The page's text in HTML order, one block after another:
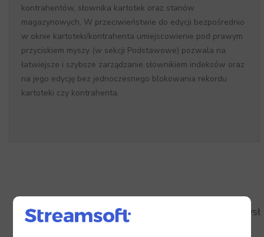
kontrahentów, słownika kartotek oraz stanów
magazynowych. W przeciwieństwie do edycji bezpośrednio
w oknie kartoteki/kontrahenta umiejscowienie pod prawym
przyciskiem myszy (w sekcji Podstawowe) pozwala na
łatwiejsze i szybsze zarządzanie słownikiem indeksów oraz
na jego edycję bez jednoczesnego blokowania rekordu
kartoteki czy kontrahenta.
Zamknęliśmy temat, ponieważ ten pomysł